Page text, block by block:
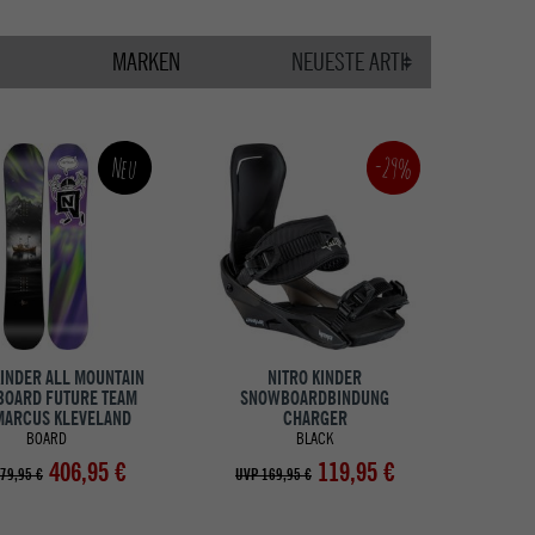
MARKEN
Neu
ALL MOUNTAIN
FUTURE TEAM
KLEVELAND
BOARD
€ 406,95 €
-29%
NITRO KINDER
SNOWBOARDBINDUNG
CHARGER
BLACK
UVP 169,95 € 119,95 €